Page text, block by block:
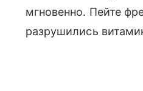
мгновенно. Пейте
разрушились